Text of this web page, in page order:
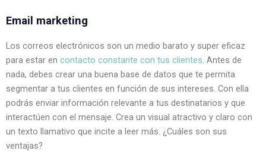
Email marketing
Los correos electrónicos son un medio barato y super eficaz
para estar en contacto constante con tus clientes. Antes de
nada, debes crear una buena base de datos que te permita
segmentar a tus clientes en función de sus intereses. Con ella
podrás enviar información relevante a tus destinatarios y que
interactúen con el mensaje. Crea un visual atractivo y claro con
un texto llamativo que incite a leer más. ¿Cuáles son sus
ventajas?